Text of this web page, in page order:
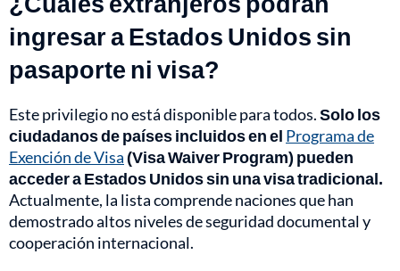
ingresar a Estados Unidos sin
pasaporte ni visa?
Este privilegio no está disponible para todos.Solo los
ciudadanos de países incluidos en el Programa de
Exención de Visa(Visa Waiver Program) pueden
acceder a Estados Unidos sin una visa tradicional.
Actualmente, la lista comprende naciones que han
demostrado altos niveles de seguridad documental y
cooperación internacional.